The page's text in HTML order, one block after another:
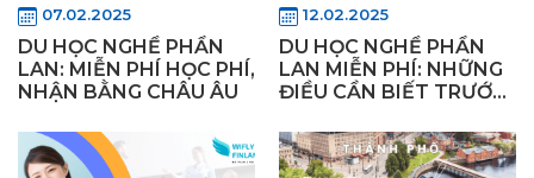
07.02.2025
DU HỌC NGHỀ PHẦN
LAN: MIỄN PHÍ HỌC PHÍ,
NHẬN BẰNG CHÂU ÂU
12.02.2025
DU HỌC NGHỀ PHẦN
LAN MIỄN PHÍ: NHỮNG
ĐIỀU CẦN BIẾT TRƯỚC